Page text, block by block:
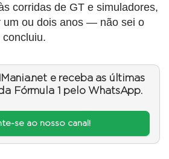
corridas de GT e simuladores,
um ou dois anos — não sei o
concluiu.
e receba as últimas
Fórmula 1 pelo WhatsApp.
se ao nosso canal!